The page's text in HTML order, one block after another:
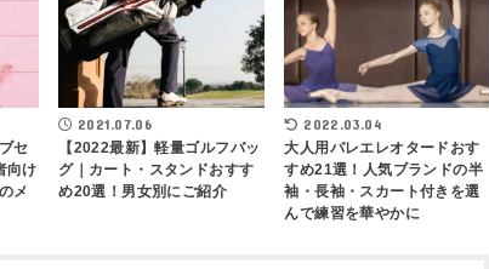
セ
向け
メ
2021.07.06
【2022最新】軽量ゴルフバッ
グ｜カート・スタンドおすす
め20選！男女別にご紹介
2022.03.04
大人用バレエレオタードおす
すめ21選！人気ブランドの半
袖・長袖・スカート付きを選
んで練習を華やかに